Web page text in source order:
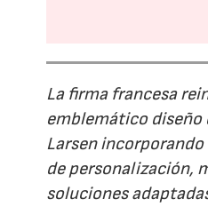
La firma francesa
emblemático diseño
Larsen
de personalización,
soluciones